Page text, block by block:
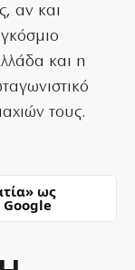
αν και
και η
τους.
ως